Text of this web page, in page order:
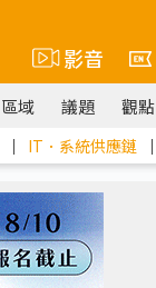
影音
區域 議題 觀點
｜ IT．系統供應鏈 ｜